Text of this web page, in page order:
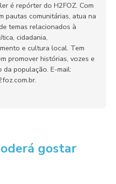
é repórter do H2FOZ. Com
pautas comunitárias, atua na
temas relacionados à
cidadania,
e cultura local. Tem
promover histórias, vozes e
da população. E-mail:
gostar